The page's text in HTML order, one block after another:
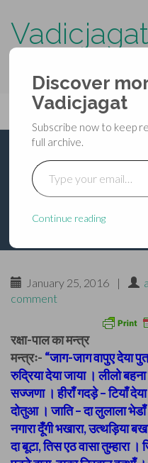
Vadicjagat
Primary
Menu
content
Vadicjagat
रक्षा-पाल
January 25, 2016 |
comment
रक्षा-पाल का मन्त्र
मन्त्रः- “जाग-जाग वापुए देया
रुद्रिया देया जाया । लीलो
सज्जणा । हीराँ गदड़े – टियाँ
दोतुआ । जाति – दा लुलाला
नगारा दूँगी भखारा, उत्थड़िया
दा बूटा, तिस एठ वासा तुम्हारा
Discover
Vadicjagat
Subscribe now to keep
full archive.
Type your email…
Continue reading